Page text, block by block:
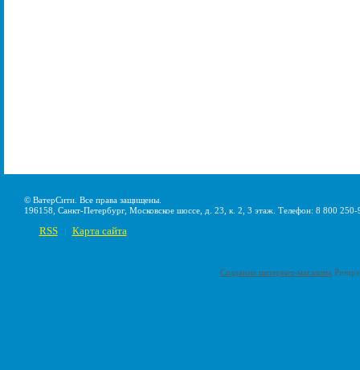
© ВатерСити. Все права защищены.
196158, Санкт-Петербург, Московское шоссе, д. 23, к. 2, 3 этаж. Телефон: 8 800
RSS Карта сайта
Создание интернет-магазина